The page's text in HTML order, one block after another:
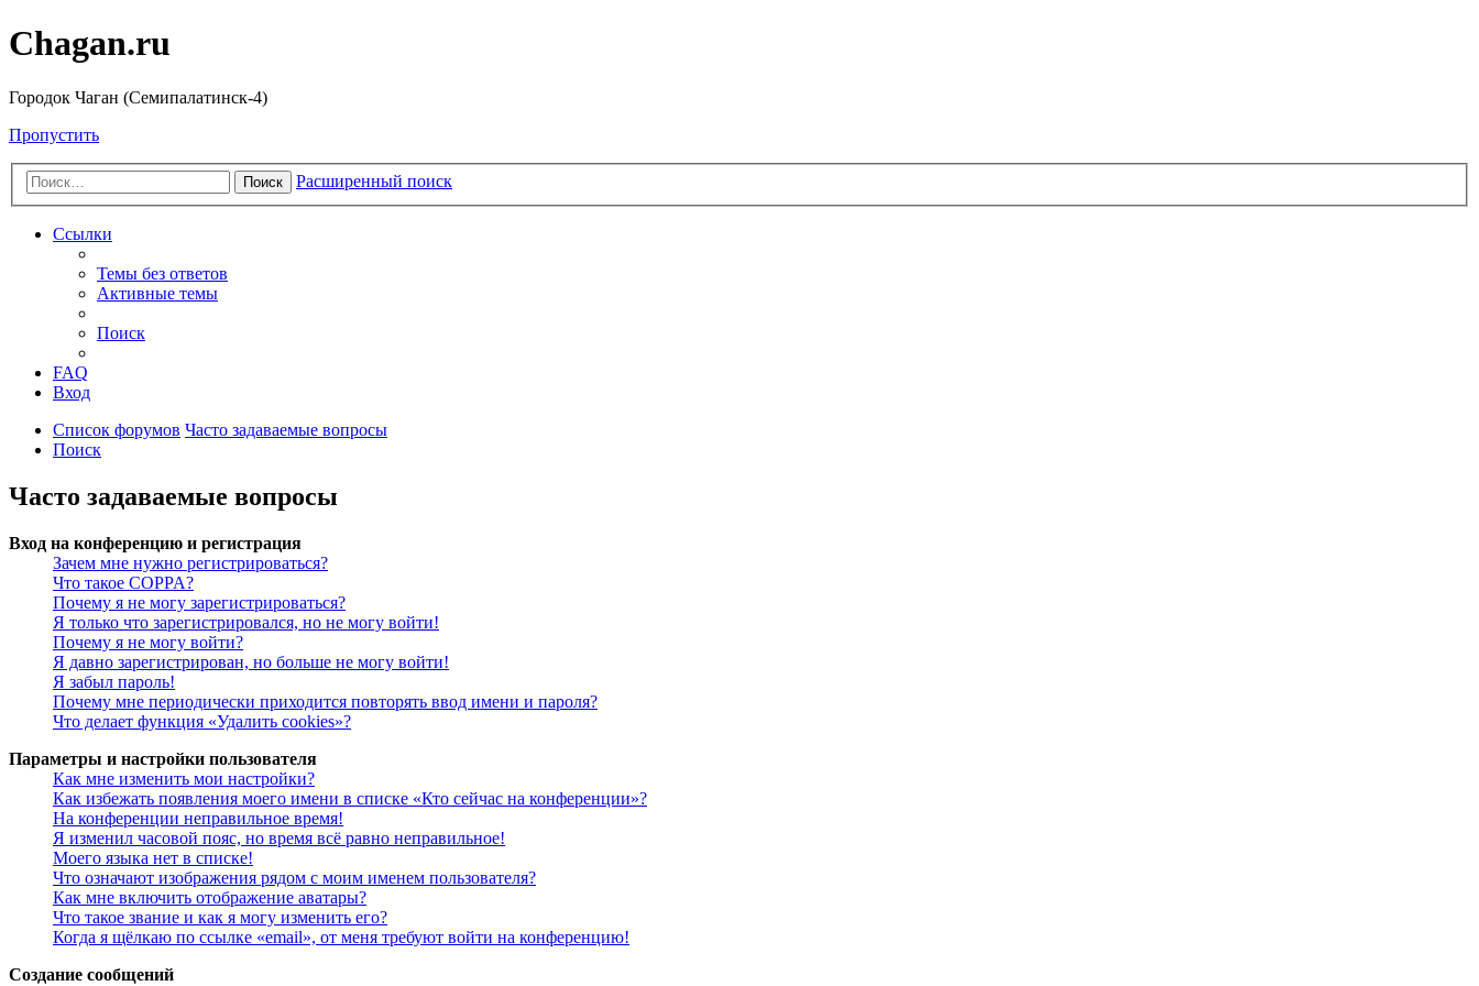
Chagan.ru
Городок Чаган (Семипалатинск-4)
Пропустить
Поиск Расширенный поиск
Ссылки
Темы без ответов
Активные темы
Поиск
FAQ
Вход
Список форумов Часто задаваемые вопросы
Поиск
Часто задаваемые вопросы
Вход на конференцию и регистрация
Зачем мне нужно регистрироваться?
Что такое COPPA?
Почему я не могу зарегистрироваться?
Я только что зарегистрировался, но не могу войти!
Почему я не могу войти?
Я давно зарегистрирован, но больше не могу войти!
Я забыл пароль!
Почему мне периодически приходится повторять ввод имени и пароля?
Что делает функция «Удалить cookies»?
Параметры и настройки пользователя
Как мне изменить мои настройки?
Как избежать появления моего имени в списке «Кто сейчас на конференции»?
На конференции неправильное время!
Я изменил часовой пояс, но время всё равно неправильное!
Моего языка нет в списке!
Что означают изображения рядом с моим именем пользователя?
Как мне включить отображение аватары?
Что такое звание и как я могу изменить его?
Когда я щёлкаю по ссылке «email», от меня требуют войти на конференцию!
Создание сообщений